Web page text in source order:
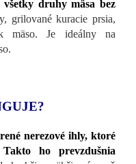
druhy mäsa bez
grilované kuracie prsia,
mäso. Je ideálny na
nerezové ihly, ktoré
ho prevzdušnia